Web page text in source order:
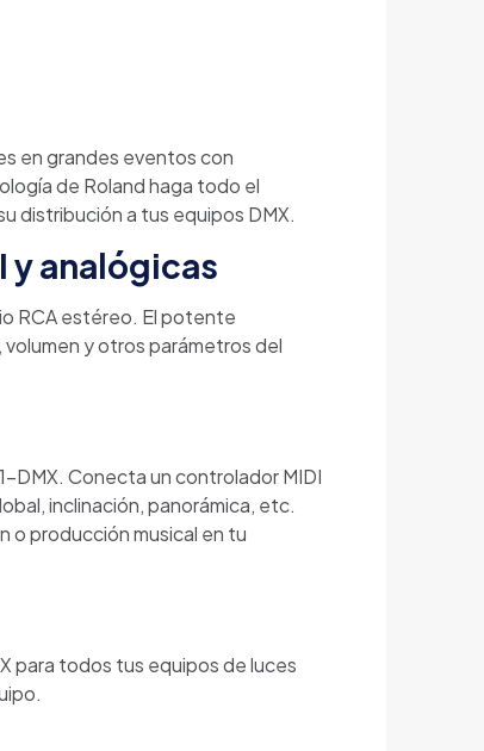
en grandes eventos con
de Roland haga todo el
distribución a tus equipos DMX.
y analógicas
RCA estéreo. El potente
y otros parámetros del
DMX. Conecta un controlador MIDI
inclinación, panorámica, etc.
o producción musical en tu
para todos tus equipos de luces